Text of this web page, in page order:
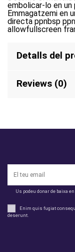
embolicar-lo en un
Emmagatzemi en
directa ppnbsp
allowfullscreen
Detalls del
Reviews (0)
Us podeu donar de baixa
Enim quis fugiat
deserunt.